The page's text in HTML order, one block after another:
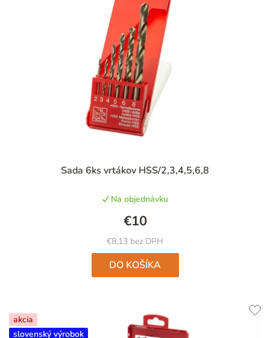
Sada 6ks vrtákov HSS/2,3,4,5,6,8
Na objednávku
€8,13 bez DPH
€10
DO KOŠÍKA
akcia
slovenský výrobok